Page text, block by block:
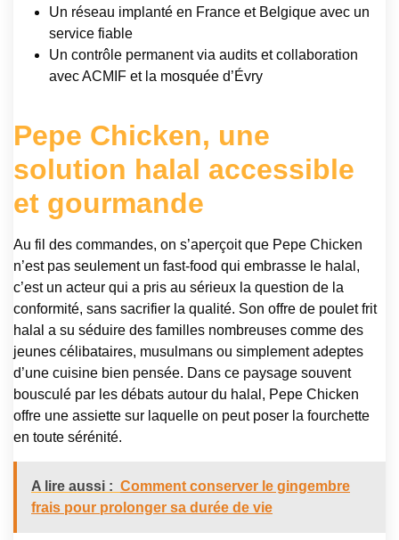
Un réseau implanté en France et Belgique avec un
service fiable
Un contrôle permanent via audits et collaboration
avec ACMIF et la mosquée d’Évry
Pepe Chicken, une
solution halal accessible
et gourmande
Au fil des commandes, on s’aperçoit que Pepe Chicken
n’est pas seulement un fast-food qui embrasse le halal,
c’est un acteur qui a pris au sérieux la question de la
conformité, sans sacrifier la qualité. Son offre de poulet frit
halal a su séduire des familles nombreuses comme des
jeunes célibataires, musulmans ou simplement adeptes
d’une cuisine bien pensée. Dans ce paysage souvent
bousculé par les débats autour du halal, Pepe Chicken
offre une assiette sur laquelle on peut poser la fourchette
en toute sérénité.
A lire aussi : Comment conserver le gingembre
frais pour prolonger sa durée de vie